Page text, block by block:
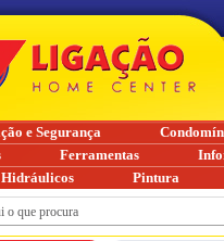
e Segurança
Ferramentas
Pintura